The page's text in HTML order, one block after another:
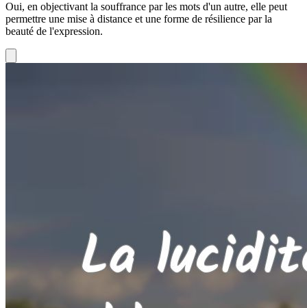
Oui, en objectivant la souffrance par les mots d'un autre, elle peut
permettre une mise à distance et une forme de résilience par la
beauté de l'expression.